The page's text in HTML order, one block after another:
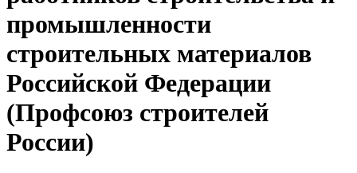
промышленности
строительных материалов
Российской Федерации
(Профсоюз строителей
России)